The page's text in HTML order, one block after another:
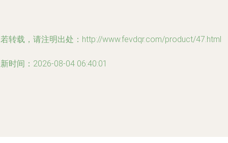
转载，请注明出处：http://www.fevdqr.com/product/47.html
时间：2026-08-04 06:40:01